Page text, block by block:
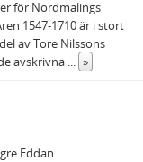
för Nordmalings
1547-1710 är i stort
av Tore Nilssons
avskrivna ... »
Eddan